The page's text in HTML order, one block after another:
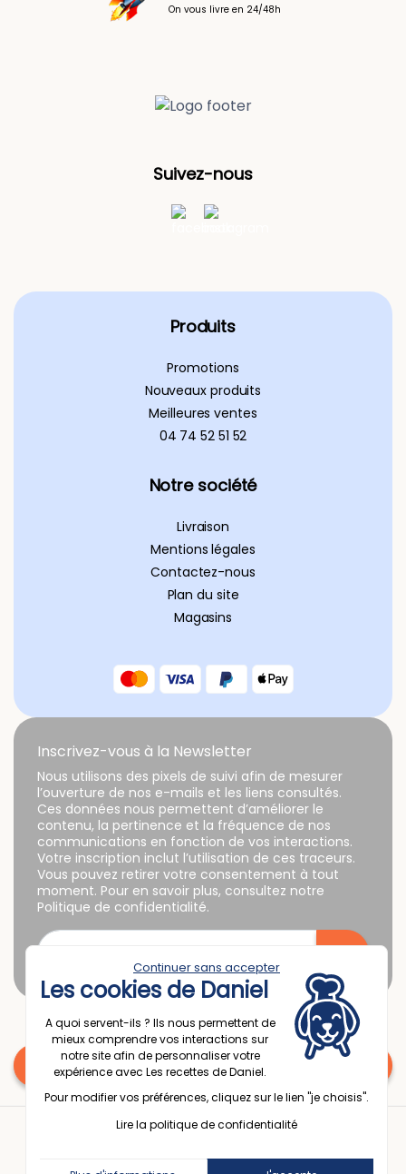
On vous livre en 24/48h
Suivez-nous
Produits
Promotions
Nouveaux produits
Meilleures ventes
04 74 52 51 52
Notre société
Livraison
Mentions légales
Contactez-nous
Plan du site
Magasins
Continuer sans accepter
Les cookies de Daniel
A quoi servent-ils ? Ils nous permettent de
mieux comprendre vos interactions sur
notre site afin de personnaliser votre
expérience avec Les recettes de Daniel.
Pour modifier vos préférences, cliquez sur le lien "je choisis".
Lire la politique de confidentialité
Inscrivez-vous à la Newsletter
Nous utilisons des pixels de suivi afin de mesurer
l’ouverture de nos e-mails et les liens consultés.
Ces données nous permettent d’améliorer le
contenu, la pertinence et la fréquence de nos
communications en fonction de vos interactions.
Votre inscription inclut l’utilisation de ces traceurs.
Vous pouvez retirer votre consentement à tout
moment. Pour en savoir plus, consultez notre
Politique de confidentialité.
Une question ? Contactez nous
© 2025 Espace Passion France
Politique de confidentialité